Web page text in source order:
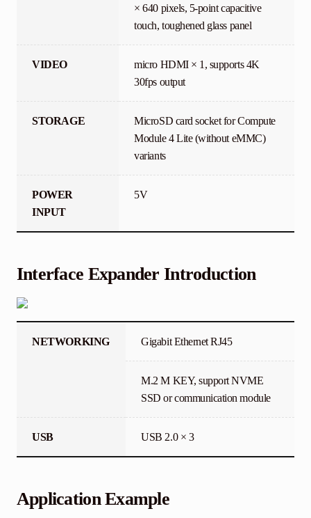
× 640 pixels, 5-point capacitive
touch, toughened glass panel
VIDEO
micro HDMI × 1, supports 4K
30fps output
STORAGE
MicroSD card socket for Compute
Module 4 Lite (without eMMC)
variants
POWER
INPUT
5V
Interface Expander Introduction
NETWORKING Gigabit Ethernet RJ45
M.2 M KEY, support NVME
SSD or communication module
USB USB 2.0 × 3
Application Example